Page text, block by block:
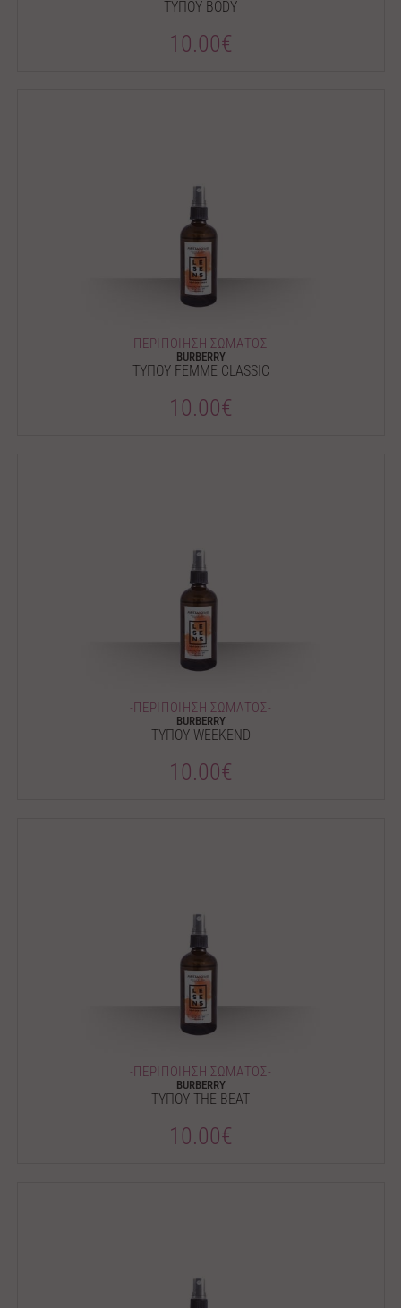
ΤΥΠΟΥ BODY
10.00€
-ΠΕΡΙΠΟΙΗΣΗ ΣΩΜΑΤΟΣ-
BURBERRY
ΤΥΠΟΥ FEMME CLASSIC
10.00€
-ΠΕΡΙΠΟΙΗΣΗ ΣΩΜΑΤΟΣ-
BURBERRY
ΤΥΠΟΥ WEEKEND
10.00€
-ΠΕΡΙΠΟΙΗΣΗ ΣΩΜΑΤΟΣ-
BURBERRY
ΤΥΠΟΥ THE BEAT
10.00€